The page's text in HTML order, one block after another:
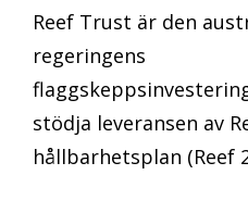
Reef Trust är den
regeringens
stödja leveransen av
hållbarhetsplan (Reef